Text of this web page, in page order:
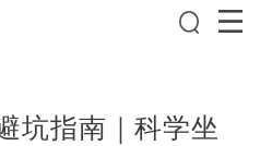
坑指南｜科学坐